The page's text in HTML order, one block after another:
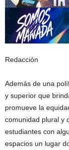
Redacción
Además de una
y superior que
promueve la
comunidad plural y
estudiantes con
espacios un lugar